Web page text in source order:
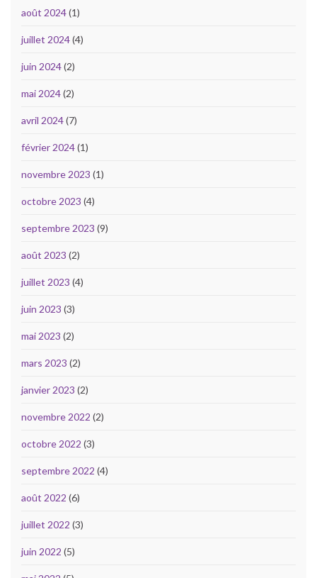
août 2024(1)
juillet 2024(4)
juin 2024(2)
mai 2024(2)
avril 2024(7)
février 2024(1)
novembre 2023 (1)
octobre 2023 (4)
septembre 2023 (9)
août 2023 (2)
juillet 2023 (4)
juin 2023 (3)
mai 2023 (2)
mars 2023 (2)
janvier 2023 (2)
novembre 2022 (2)
octobre 2022 (3)
septembre 2022 (4)
août 2022 (6)
juillet 2022 (3)
juin 2022 (5)